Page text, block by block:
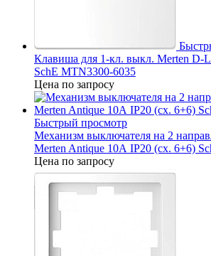
Клавиша для 1-кл. выкл. Merten D-
SchE MTN3300-6035
Цена по запросу
Быстрый просмотр
Механизм выключателя на 2
Merten Antique 10А IP20 (сх. 6+6)
Цена по запросу